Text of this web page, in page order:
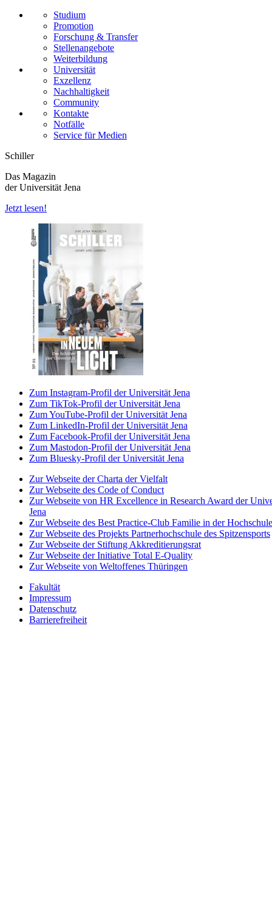
Studium
Promotion
Forschung & Transfer
Stellenangebote
Weiterbildung
Universität
Exzellenz
Nachhaltigkeit
Community
Kontakte
Notfälle
Service für Medien
Schiller
Das Magazin
der Universität Jena
Jetzt lesen!
Zum Instagram-Profil der Universität Jena
Zum TikTok-Profil der Universität Jena
Zum YouTube-Profil der Universität Jena
Zum LinkedIn-Profil der Universität Jena
Zum Facebook-Profil der Universität Jena
Zum Mastodon-Profil der Universität Jena
Zum Bluesky-Profil der Universität Jena
Zur Webseite der Charta der Vielfalt
Zur Webseite des Code of Conduct
Zur Webseite von HR Excellence in Research Award der
Jena
Zur Webseite des Best Practice-Club Familie in der Hochschule
Zur Webseite des Projekts Partnerhochschule des Spitzensports
Zur Webseite der Stiftung Akkreditierungsrat
Zur Webseite der Initiative Total E-Quality
Zur Webseite von Weltoffenes Thüringen
Fakultät
Impressum
Datenschutz
Barrierefreiheit